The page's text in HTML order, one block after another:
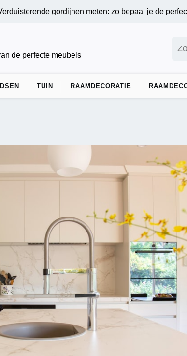
gordijnen meten: zo bepaal je de perfecte
de perfecte meubels
TUIN RAAMDECORATIE